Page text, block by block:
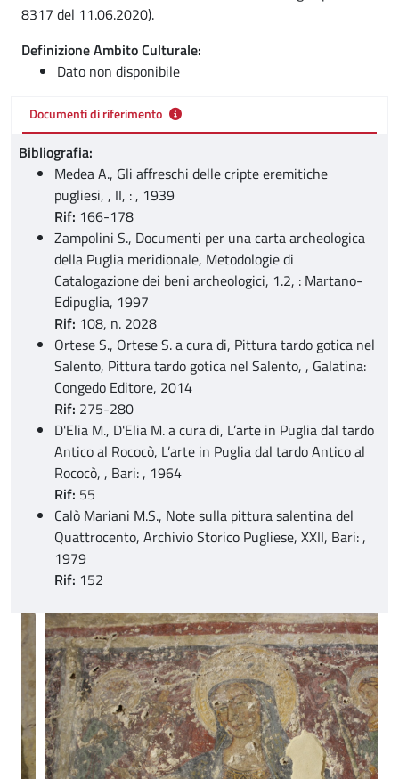
8317 del 11.06.2020).
Definizione Ambito Culturale:
Dato non disponibile
Documenti di riferimento
Bibliografia:
Medea A., Gli affreschi delle cripte eremitiche
pugliesi, , II, : , 1939
Rif: 166-178
Zampolini S., Documenti per una carta archeologica
della Puglia meridionale, Metodologie di
Catalogazione dei beni archeologici, 1.2, : Martano-
Edipuglia, 1997
Rif: 108, n. 2028
Ortese S., Ortese S. a cura di, Pittura tardo gotica nel
Salento, Pittura tardo gotica nel Salento, , Galatina:
Congedo Editore, 2014
Rif: 275-280
D'Elia M., D'Elia M. a cura di, L’arte in Puglia dal tardo
Antico al Rococò, L’arte in Puglia dal tardo Antico al
Rococò, , Bari: , 1964
Rif: 55
Calò Mariani M.S., Note sulla pittura salentina del
Quattrocento, Archivio Storico Pugliese, XXII, Bari: ,
1979
Rif: 152